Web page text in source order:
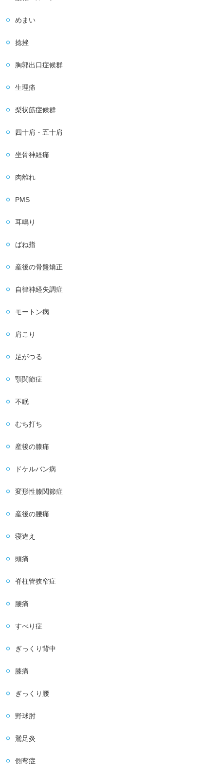
めまい
捻挫
胸郭出口症候群
生理痛
梨状筋症候群
四十肩・五十肩
坐骨神経痛
肉離れ
PMS
耳鳴り
ばね指
産後の骨盤矯正
自律神経失調症
モートン病
肩こり
足がつる
顎関節症
不眠
むち打ち
産後の膝痛
ドケルバン病
変形性膝関節症
産後の腰痛
寝違え
頭痛
脊柱管狭窄症
腰痛
すべり症
ぎっくり背中
膝痛
ぎっくり腰
野球肘
鵞足炎
側弯症